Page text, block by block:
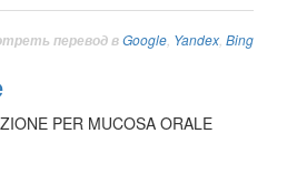
перевод вGoogle Yandex Bing
PER MUCOSA ORALE